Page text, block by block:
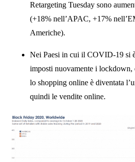
Retargeting Tuesday sono
(+18% nell’APAC, +17%
Americhe).
Nei Paesi in cui il COVID-19 si
imposti nuovamente i lockdown,
lo shopping online è diventata
quindi le vendite online.